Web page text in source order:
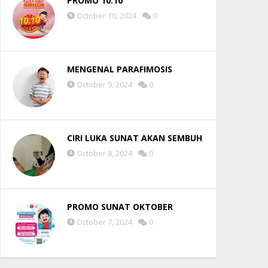
October 10, 2024 0
MENGENAL PARAFIMOSIS
October 9, 2024 0
CIRI LUKA SUNAT AKAN SEMBUH
October 8, 2024 0
PROMO SUNAT OKTOBER
October 7, 2024 0